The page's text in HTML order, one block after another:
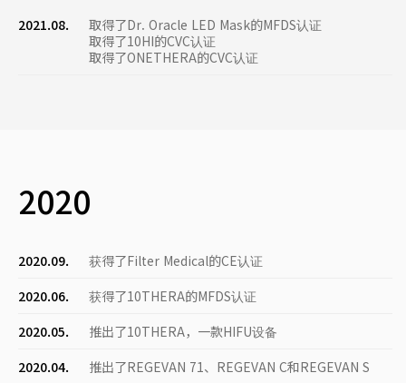
2021.08.
取得了Dr. Oracle LED Mask的MFDS认证
取得了10HI的CVC认证
取得了ONETHERA的CVC认证
2020
2020.09.
获得了Filter Medical的CE认证
2020.06.
获得了10THERA的MFDS认证
2020.05.
推出了10THERA，一款HIFU设备
2020.04.
推出了REGEVAN 71、REGEVAN C和REGEVAN S